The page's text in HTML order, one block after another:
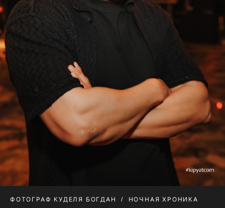
ФОТОГРАФ КУДЕЛЯ БОГДАН НОЧНАЯ ХРОНИКА